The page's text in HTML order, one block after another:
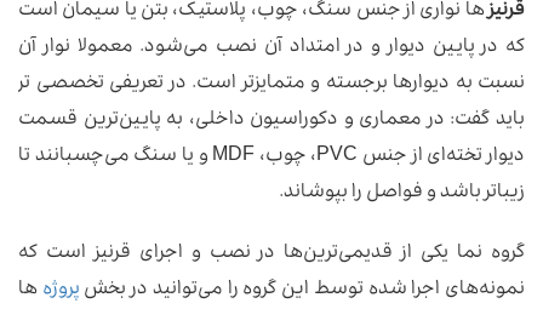
قرنیزها نواری از جنس سنگ، چوب، پلاستیک، بتن یا سیمان است
که در پایین دیوار و در امتداد آن نصب می‌شود. معمولا نوار آن
نسبت به دیوارها برجسته و متمایزتر است. در تعریفی تخصصی تر
باید گفت: در معماری و دکوراسیون داخلی، به پایین‌ترین قسمت
دیوار تخته‌ای از جنس PVC، چوب، MDF و یا سنگ می‌چسبانند تا
زیباتر باشد و فواصل را بپوشاند.
گروه نما یکی از قدیمی‌ترین‌ها در نصب و اجرای قرنیز است که
نمونه‌های اجرا شده توسط این گروه را می‌توانید در بخشپروژه ها